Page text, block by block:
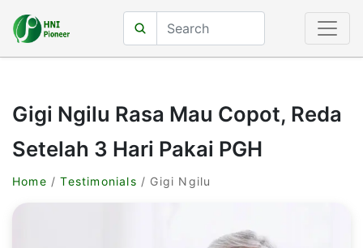
Gigi Ngilu Rasa Mau Copot, Reda
Setelah 3 Hari Pakai PGH
Home /Testimonials / Gigi Ngilu